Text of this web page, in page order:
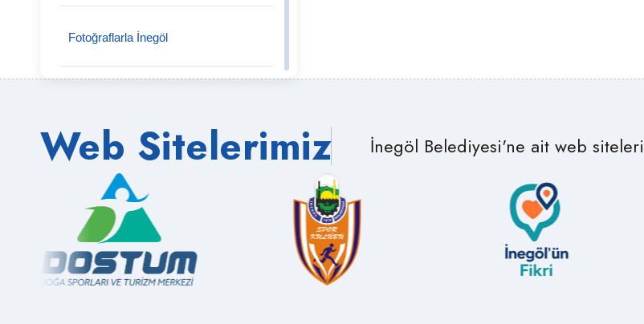
Tahtaköprü Mahallesi
Şehitler Mahallesi
Süpürtü Mahallesi
Sülüklügöl Mahallesi
Fotoğraflarla İnegöl
Semt Pazarları
Medya İnegöl
Muhtarlıklar
Web Sitelerimiz İnegöl Belediyesi'ne ait web